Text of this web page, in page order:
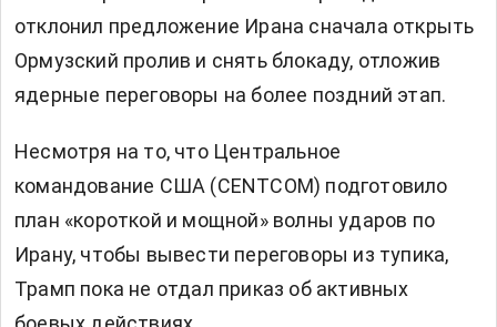
отклонил предложение Ирана сначала открыть
Ормузский пролив и снять блокаду, отложив
ядерные переговоры на более поздний этап.
Несмотря на то, что Центральное
командование США (CENTCOM) подготовило
план «короткой и мощной» волны ударов по
Ирану, чтобы вывести переговоры из тупика,
Трамп пока не отдал приказ об активных